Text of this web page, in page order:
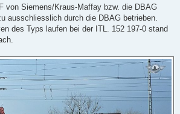
von Siemens/Kraus-Maffay bzw. die DBAG
ausschliesslich durch die DBAG betrieben.
des Typs laufen bei der ITL. 152 197-0 stand